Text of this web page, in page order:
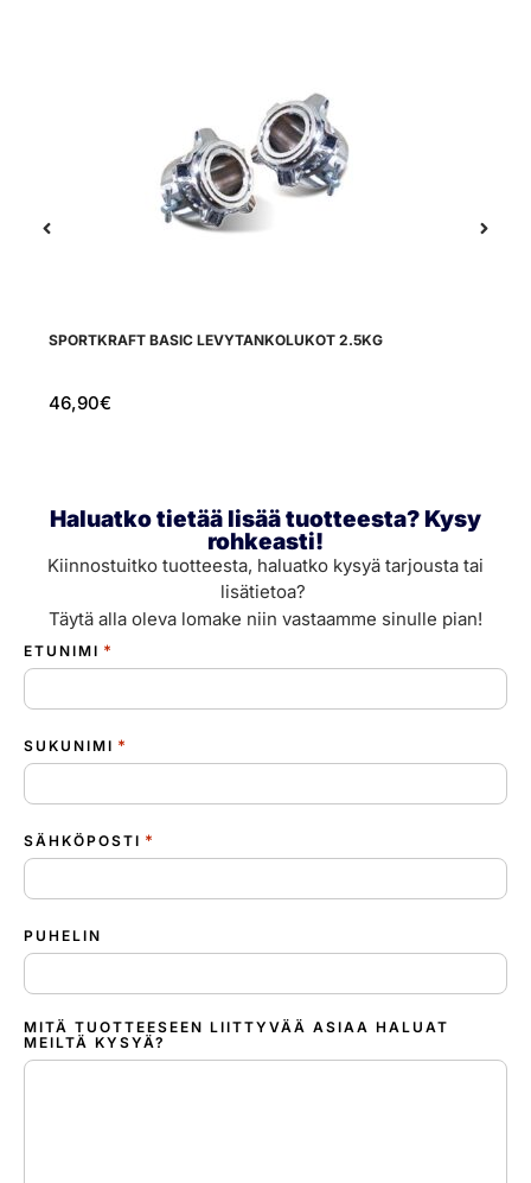
SPORTKRAFT BASIC LEVYTANKOLUKOT 2.5KG
46,90€
Haluatko tietää lisää tuotteesta? Kysy
rohkeasti!
Kiinnostuitko tuotteesta, haluatko kysyä tarjousta tai
lisätietoa?
Täytä alla oleva lomake niin vastaamme sinulle pian!
ETUNIMI *
SUKUNIMI *
SÄHKÖPOSTI *
PUHELIN
MITÄ TUOTTEESEEN LIITTYVÄÄ ASIAA HALUAT
MEILTÄ KYSYÄ?